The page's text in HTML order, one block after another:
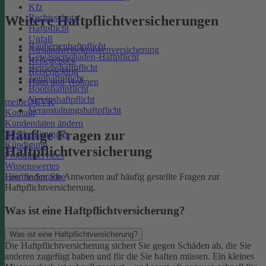
Kfz
Rechtsschutz
Haftpflicht
Unfall
Auslandsreisekrankenversicherung
Reisegepäck
Reiserücktritt
Haus und Wohnen
meineDEVK
Kontakt
Kundendaten ändern
Bescheinigungen
Kündigung
Produktservices
Wissenswertes
Leichte Sprache
Weitere Haftpflichtversicherungen
Bauherrenhaftpflicht
Gewässerschaden-Haftpflicht
Betriebshaftpflicht
Jagdhaftpflicht
Bootshaftpflicht
Vereinshaftpflicht
Veranstaltungshaftpflicht
Häufige Fragen zur
Haftpflichtversicherung
Hier finden Sie Antworten auf häufig gestellte Fragen zur
Haftpflichtversicherung.
Was ist eine Haftpflichtversicherung?
Was ist eine Haftpflichtversicherung?
Die Haftpflichtversicherung sichert Sie gegen Schäden ab, die Sie
anderen zugefügt haben und für die Sie haften müssen. Ein kleines